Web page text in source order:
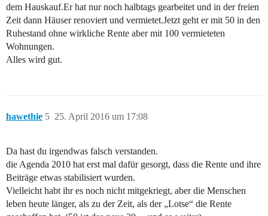
dem Hauskauf.Er hat nur noch halbtags gearbeitet und in der freien
Zeit dann Häuser renoviert und vermietet.Jetzt geht er mit 50 in den
Ruhestand ohne wirkliche Rente aber mit 100 vermieteten
Wohnungen.
Alles wird gut.
hawethie 25. April 2016 um 17:08
5
Da hast du irgendwas falsch verstanden.
die Agenda 2010 hat erst mal dafür gesorgt, dass die Rente und ihre
Beiträge etwas stabilisiert wurden.
Vielleicht habt ihr es noch nicht mitgekriegt, aber die Menschen
leben heute länger, als zu der Zeit, als der „Lotse“ die Rente